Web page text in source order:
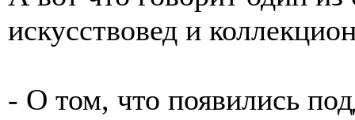
искусствовед и
- О том, что появились